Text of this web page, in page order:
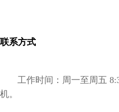
联系方式
工作时间：周一至周五
机。